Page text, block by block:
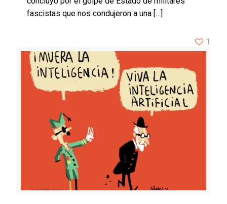
fascistas que nos condujeron a una […]
1